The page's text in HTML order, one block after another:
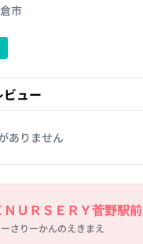
市
ュー
ありません
ＮＵＲＳＥＲＹ菅野駅前
さりーかんのえきまえ